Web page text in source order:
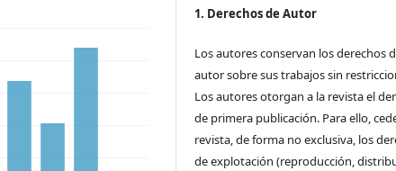
1. Derechos de Autor
Los autores conservan los derechos
autor sobre sus trabajos sin
Los autores otorgan a la revista el
de primera publicación. Para ello,
revista, de forma no exclusiva, los
de explotación (reproducción,